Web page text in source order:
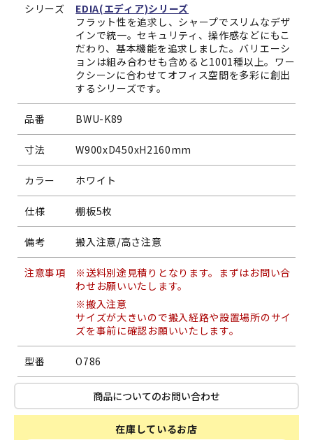
シリーズ
EDIA(エディア)シリーズ
フラット性を追求し、シャープでスリムなデザ
インで統一。セキュリティ、操作感などにもこ
だわり、基本機能を追求しました。バリエーシ
ョンは組み合わせも含めると1001種以上。ワー
クシーンに合わせてオフィス空間を多彩に創出
するシリーズです。
品番 BWU-K89
寸法 W900xD450xH2160mm
カラー ホワイト
仕様 棚板5枚
備考 搬入注意/高さ注意
注意事項
※送料別途見積りとなります。まずはお問い合
わせお願いいたします。
※搬入注意
サイズが大きいので搬入経路や設置場所のサイ
ズを事前に確認お願いいたします。
型番 O786
商品についてのお問い合わせ
在庫しているお店